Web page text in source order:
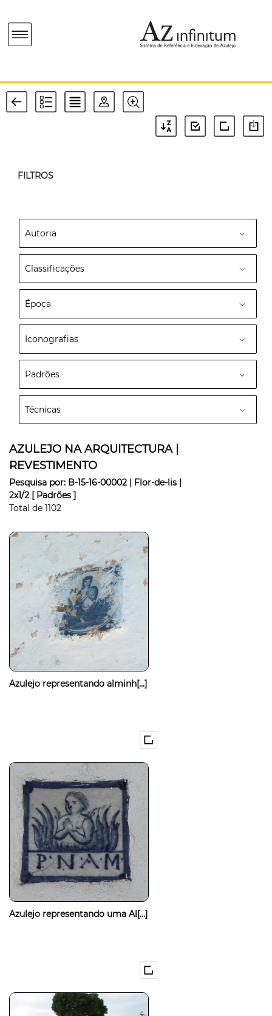
FILTROS
Autoria
Classificações
Época
Iconografias
Padrões
Técnicas
AZULEJO NA ARQUITECTURA |
REVESTIMENTO
Pesquisa por: B-15-16-00002 | Flor-de-lis |
2x1/2 [ Padrões ]
Total de 1102
Azulejo representando alminh[...]
Azulejo representando uma Al[...]